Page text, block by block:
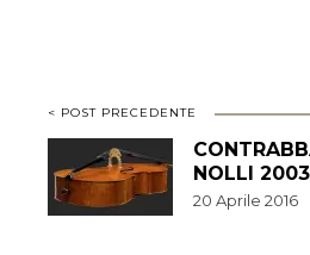
< POST PRECEDENTE
NOLLI 2003
20 Aprile 2016